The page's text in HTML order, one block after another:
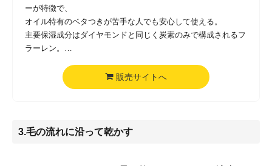
ーが特徴で、
オイル特有のベタつきが苦手な人でも安心して使える。
主要保湿成分はダイヤモンドと同じく炭素のみで構成されるフ
ラーレン。
そのフラーレンが髪にしっかりと浸透することで、芯からみず
販売サイトへ
3.毛の流れに沿って乾かす